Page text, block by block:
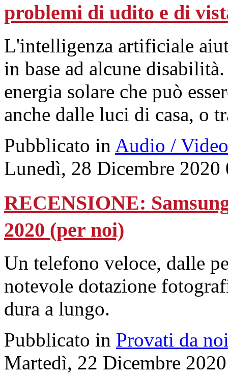
problemi di udito e di
L'intelligenza artificiale
in base ad alcune
energia solare che può
anche dalle luci di casa, o
Pubblicato in Audio / Video
Lunedì, 28 Dicembre 2020
RECENSIONE:
2020 (per noi)
Un telefono veloce, dalle
notevole dotazione
dura a lungo.
Pubblicato in Provati da
Martedì, 22 Dicembre